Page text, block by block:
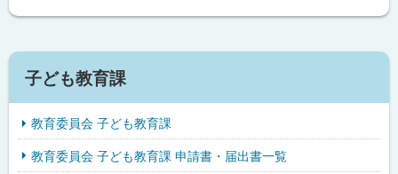
サ
イ
ド
・
子ども教育課
教育委員会 子ども教育課
教育委員会 子ども教育課 申請書・届出書一覧